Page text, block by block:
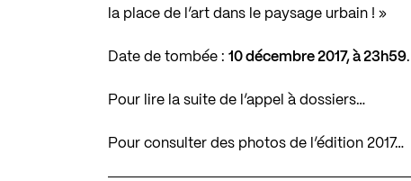
la place de l’art dans le paysage urbain ! »
Date de tombée :10 décembre 2017, à 23h59.
Pour lire la suite de l’appel à dossiers…
Pour consulter des photos de l’édition 2017…